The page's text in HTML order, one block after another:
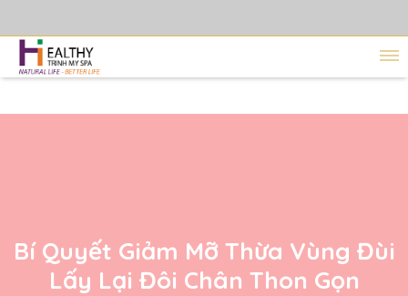
Bí Quyết Giảm Mỡ Thừa Vùng Đùi
Lấy Lại Đôi Chân Thon Gọn